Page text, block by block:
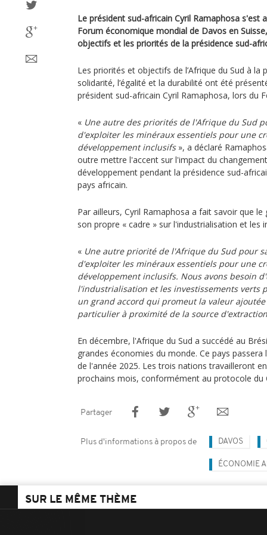
Le président sud-africain Cyril Ramaphosa s'est
Forum économique mondial de Davos en
objectifs et les priorités de la présidence sud-
Les priorités et objectifs de l’Afrique du Sud à la
solidarité, l’égalité et la durabilité ont été
président sud-africain Cyril Ramaphosa, lors du
« Une autre des priorités de l'Afrique du Sud
d'exploiter les minéraux essentiels pour une
développement inclusifs», a déclaré
outre mettre l'accent sur l'impact du
développement pendant la présidence sud-
pays africain.
Par ailleurs, Cyril Ramaphosa a fait savoir que
son propre « cadre » sur l'industrialisation et les
« Une autre priorité de l'Afrique du Sud pour
d'exploiter les minéraux essentiels pour une
développement inclusifs. Nous avons besoin
l'industrialisation et les investissements verts
un grand accord qui promeut la valeur
particulier à proximité de la source d'extraction
En décembre, l'Afrique du Sud a succédé au
grandes économies du monde. Ce pays passera
de l'année 2025. Les trois nations travailleront
prochains mois, conformément au protocole du
Partager
Plus d'informations à propos de DAVOS
ÉCONOMIE
SUR LE MÊME THÈME